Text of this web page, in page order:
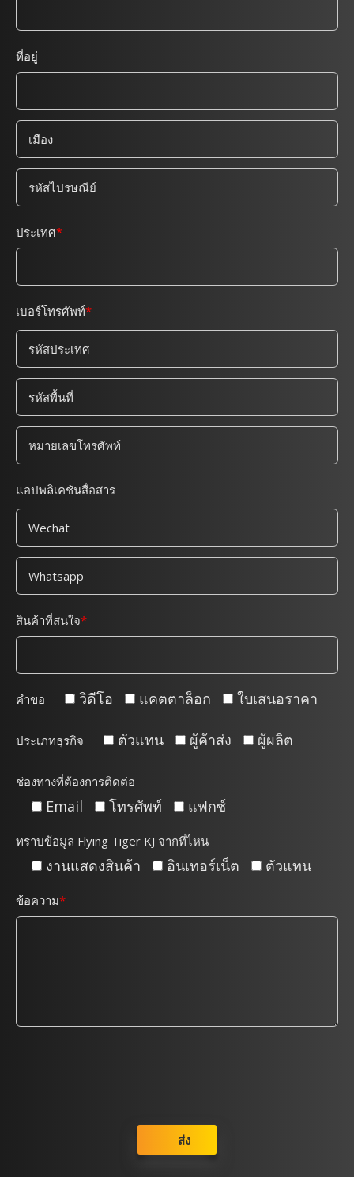
ที่อยู่
ประเทศ
เบอร์โทรศัพท์
แอปพลิเคชันสื่อสาร
สินค้าที่สนใจ
คำขอ วิดีโอ แคตตาล็อก ใบเสนอราคา
ประเภทธุรกิจ ตัวแทน ผู้ค้าส่ง ผู้ผลิต
ช่องทางที่ต้องการติดต่อ
Email โทรศัพท์ แฟกซ์
ทราบข้อมูล Flying Tiger KJ จากที่ไหน
งานแสดงสินค้า อินเทอร์เน็ต ตัวแทน
ข้อความ
ส่ง